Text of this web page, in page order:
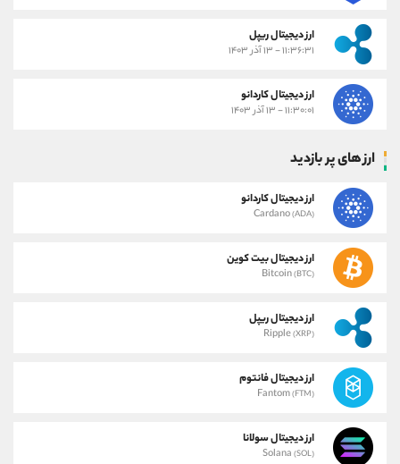
ارز دیجیتال ریپل
۱۱:۳۶:۳۱ - ۱۳ آذر ۱۴۰۳
ارز دیجیتال کاردانو
۱۱:۳۰:۰۱ - ۱۳ آذر ۱۴۰۳
ارز های پر بازدید
ارز دیجیتال کاردانو
Cardano(ADA)
ارز دیجیتال بیت کوین
Bitcoin(BTC)
ارز دیجیتال ریپل
Ripple(XRP)
ارز دیجیتال فانتوم
Fantom(FTM)
ارز دیجیتال سولانا
Solana (SOL)